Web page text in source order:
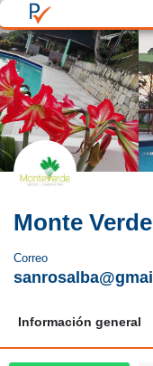
Monte
Correo
Información general